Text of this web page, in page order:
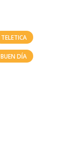
TELETICA
BUEN DÍA